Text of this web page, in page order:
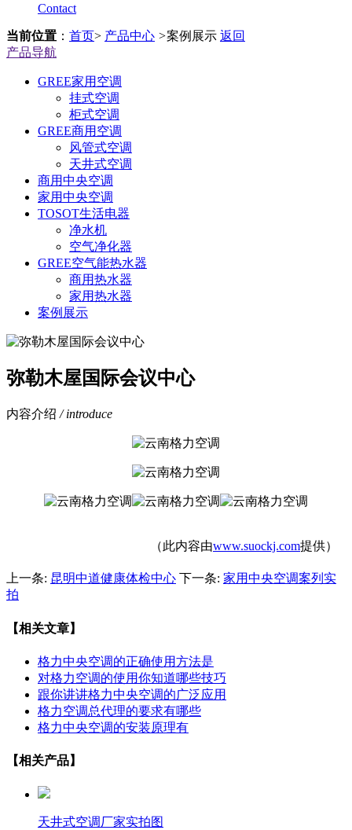
Contact
当前位置 ： 首页> 产品中心 >案例展示 返回
产品导航
GREE家用空调
挂式空调
柜式空调
GREE商用空调
风管式空调
天井式空调
商用中央空调
家用中央空调
TOSOT生活电器
净水机
空气净化器
GREE空气能热水器
商用热水器
家用热水器
案例展示
弥勒木屋国际会议中心
内容介绍 / introduce
（此内容由www.suockj.com提供）
上一条: 昆明中道健康体检中心 下一条: 家用中央空调案列实
拍
【相关文章】
格力中央空调的正确使用方法是
对格力空调的使用你知道哪些技巧
跟你讲讲格力中央空调的广泛应用
格力空调总代理的要求有哪些
格力中央空调的安装原理有
【相关产品】
天井式空调厂家实拍图